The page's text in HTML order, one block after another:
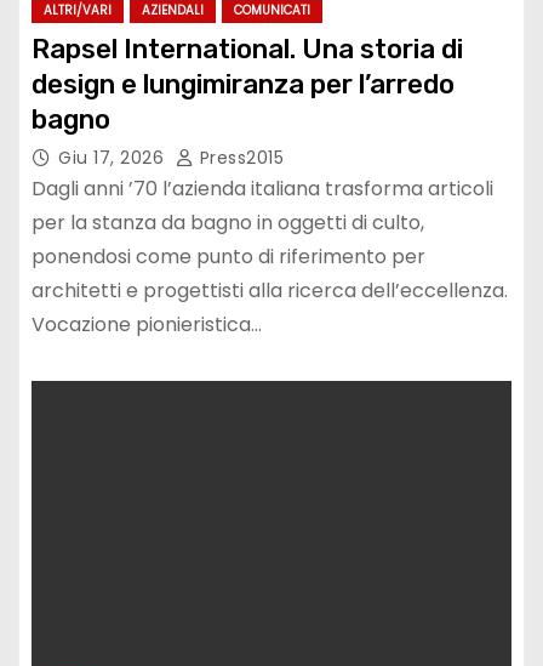
ALTRI/VARI AZIENDALI COMUNICATI
Rapsel International. Una storia di
design e lungimiranza per l’arredo
bagno
Giu 17, 2026 Press2015
Dagli anni ’70 l’azienda italiana trasforma articoli
per la stanza da bagno in oggetti di culto,
ponendosi come punto di riferimento per
architetti e progettisti alla ricerca dell’eccellenza.
Vocazione pionieristica…